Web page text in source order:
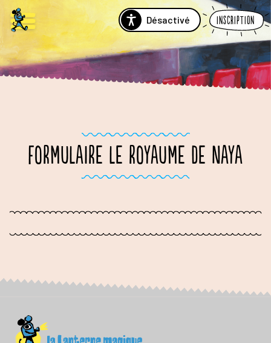
Désactivé Inscription
FORMULAIRE LE ROYAUME DE NAYA